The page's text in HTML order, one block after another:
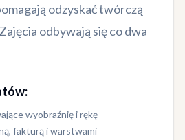
odzyskać twórczą
odbywają się co dwa
wyobraźnię i rękę
fakturą i warstwami